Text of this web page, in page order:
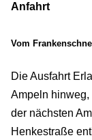
Anfahrt
Vom
Die Ausfahrt
Ampeln hinweg,
der nächsten
Henkestraße